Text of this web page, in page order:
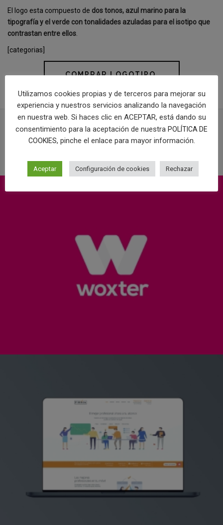
El logo esta compuesto de dos tonos, azul marino para la
tipografía y el verde con tonalidades azuladas para el isotipo que
contrastan entre ellos
[categorias]
COMPRAR LOGOTIPO
PROYECTOS RELACIONADOS
Utilizamos cookies propias y de terceros para mejorar su
experiencia y nuestros servicios analizando la navegación
en nuestra web. Si haces clic en ACEPTAR, está dando su
consentimiento para la aceptación de nuestra POLÍTICA DE
COOKIES, pinche el enlace para mayor información.
Aceptar Configuración de cookies Rechazar